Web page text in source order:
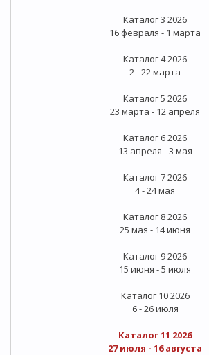
Каталог 3 2026
16 февраля - 1 марта
Каталог 4 2026
2 - 22 марта
Каталог 5 2026
23 марта - 12 апреля
Каталог 6 2026
13 апреля - 3 мая
Каталог 7 2026
4 - 24 мая
Каталог 8 2026
25 мая - 14 июня
Каталог 9 2026
15 июня - 5 июля
Каталог 10 2026
6 - 26 июля
Каталог 11 2026
27 июля - 16 августа